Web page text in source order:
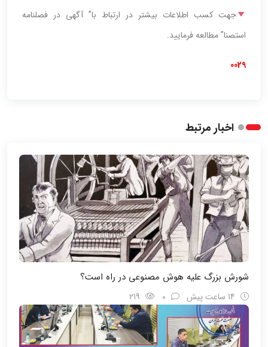
جهت کسب اطلاعات بیشتر در ارتباط با” آگهی در فصلنامه
استصنا” مطالعه فرمایید.
0029
اخبار مرتبط
شورش بزرگ علیه هوش مصنوعی در راه است؟